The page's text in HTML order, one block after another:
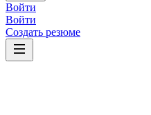
Войти
Войти
Создать резюме